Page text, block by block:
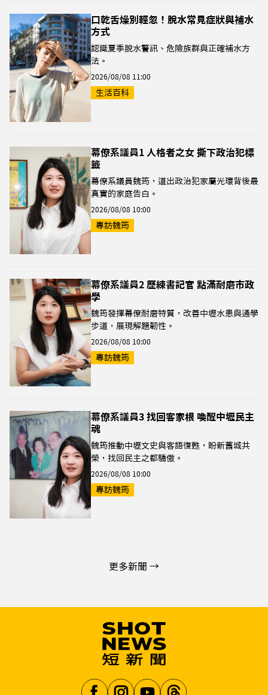
口乾舌燥別輕忽！脫水常見症狀與補水
方式
認識夏季脫水警訊、危險族群與正確補水方
法。
2026/08/08 11:00
生活百科
幕僚系議員1 人格者之女 撕下政治犯標
籤
幕僚系議員魏筠，道出政治犯家屬光環背後最
真實的家庭告白。
2026/08/08 10:00
專訪魏筠
幕僚系議員2 歷練書記官 點滿耐磨市政
學
魏筠發揮幕僚耐磨特質，改善中壢水患與通學
步道，展現解題韌性。
2026/08/08 10:00
專訪魏筠
幕僚系議員3 找回客家根 喚醒中壢民主
魂
魏筠推動中壢文史與客語復甦，盼新舊城共
榮，找回民主之都驕傲。
2026/08/08 10:00
專訪魏筠
更多新聞 →